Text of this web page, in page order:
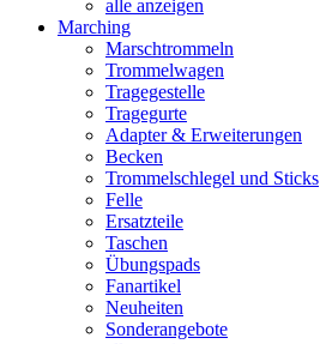
alle anzeigen
Marching
Marschtrommeln
Trommelwagen
Tragegestelle
Tragegurte
Adapter & Erweiterungen
Becken
Trommelschlegel und Sticks
Felle
Ersatzteile
Taschen
Übungspads
Fanartikel
Neuheiten
Sonderangebote